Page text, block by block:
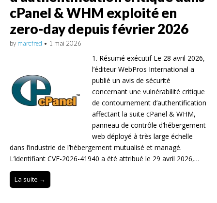
cPanel & WHM exploité en
zero-day depuis février 2026
by marcfred • 1 mai 2026
1. Résumé exécutif Le 28 avril 2026,
l’éditeur WebPros International a
publié un avis de sécurité
concernant une vulnérabilité critique
de contournement d’authentification
affectant la suite cPanel & WHM,
panneau de contrôle d’hébergement
web déployé à très large échelle
dans l’industrie de l’hébergement mutualisé et managé.
L’identifiant CVE-2026-41940 a été attribué le 29 avril 2026,…
La suite →